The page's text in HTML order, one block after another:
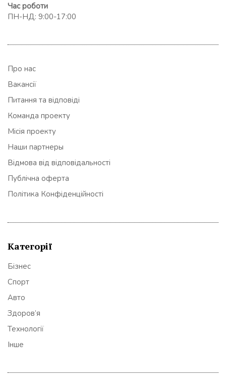
Час роботи
ПН-НД: 9:00-17:00
Про нас
Вакансії
Питання та відповіді
Команда проекту
Місія проекту
Наши партнеры
Відмова від відповідальності
Публічна оферта
Політика Конфіденційності
Категорії
Бізнес
Спорт
Авто
Здоров’я
Технології
Інше